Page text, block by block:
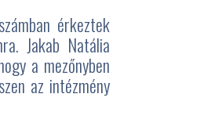
érkeztek
Jakab Natália
a mezőnyben
az intézmény